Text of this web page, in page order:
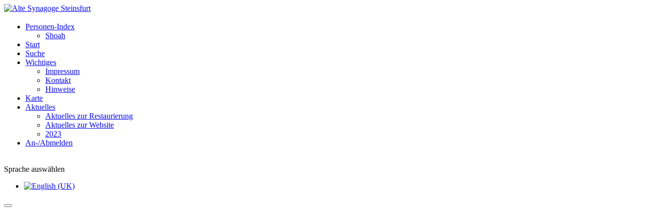
Personen-Index
Shoah
Start
Suche
Wichtiges
Impressum
Kontakt
Hinweise
Karte
Aktuelles
Aktuelles zur Restaurierung
Aktuelles zur Website
2023
An-/Abmelden
Sprache auswählen